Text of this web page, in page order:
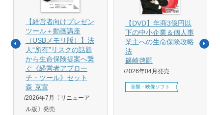
【経営者向けプレゼン
ツール＋動画講座
（USBメモリ版）】法
人“所有”リスクの話題
から生命保険提案へ繋
ぐ《経営者アプロー
チ・ツール》セット
森 克宣
2026年7月〔リニューア
ル版〕発売
【DVD】年商3億円以
下の中小企業＆個人事
業主への生命保険攻略
法
篠崎啓嗣
2026年04月発売
音響・映像ソフト